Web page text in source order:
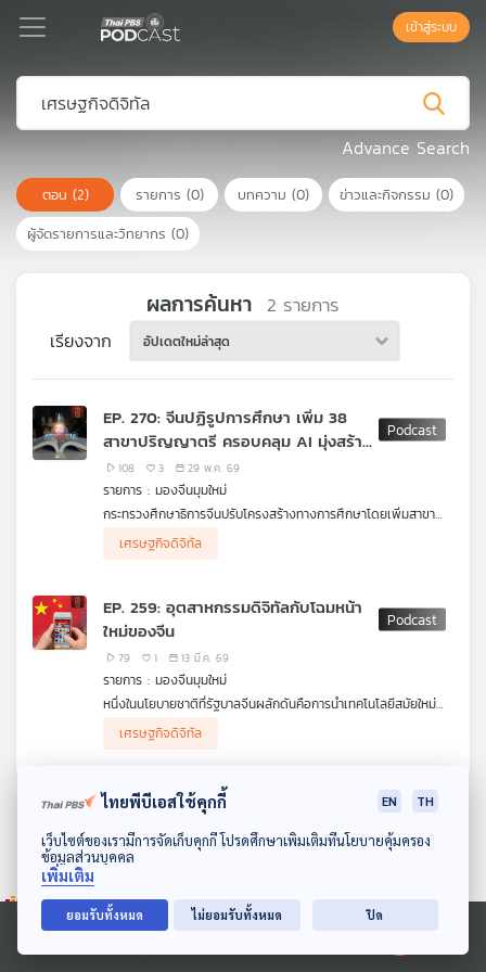
Podcast
เพล
ย์
ลิ
เพล
สต์
บทความ
เกี่ยว
ดาวน์โหลด Thai PBS Podcast Application
Ⓒ 2020 องค์การกระจายเสียงและแพร่ภาพสาธารณะแห่งประเทศไทย
เข้าสู่ระบบ
Advance Search
ตอน (2) รายการ (0) บทความ (0) ข่าวและกิจกรรม (0)
ผู้จัดรายการและวิทยากร (0)
ผลการค้นหา 2 รายการ
เรียงจาก อัปเดตใหม่ล่าสุด
EP. 270: จีนปฏิรูปการศึกษา เพิ่ม 38
สาขาปริญญาตรี ครอบคลุม AI มุ่งสร้าง
คนตอบโจทย์ยุทธศาสตร์ชาติ
108 3 29 พ.ค. 69
รายการ : มองจีนมุมใหม่
กระทรวงศึกษาธิการจีนปรับโครงสร้างทางการศึกษาโดยเพิ่มสาขา
วิชาใหม่ 38 สาขาในหลักสูตรระดับปริญญาตรีปีนี้ (2026) มีเป้า
หมายการพัฒนาศักยภาพของคนรุ่นใหม่ให้สอดคล้องกับยุทธศาสตร์
และอุตสาหกรรมใหม่
.
โสภิต หวังวิวัฒนา ชวน ดร.ชาดา เตรียมวิทยา มาวิเคราะห์ว่า หมุด
หมายสำคัญเชิงยุทธศาสตร์ของการปรับโครงสร้างการเรียนรู้ที่
รัฐบาลจีนตั้งเป้าไว้เพื่อเปลี่ยนผ่านประเทศจาก "โรงงานผู้ผลิตขนาด
ใหญ่" ไปสู่ "มหาอำนาจด้านเทคโนโลยีและนวัตกรรม" โดยเน้นการ
พึ่งพาตนเองและพัฒนาคุณภาพชีวิตประชากรนั้นจะมีโอกาสเป็นไปได้
เศรษฐกิจดิจิทัล
EP. 259: อุตสาหกรรมดิจิทัลกับโฉมหน้า
ใหม่ของจีน
79 1 13 มี.ค. 69
รายการ : มองจีนมุมใหม่
หนึ่งในนโยบายชาติที่รัฐบาลจีนผลักดันคือการนำเทคโนโลยีสมัยใหม่
และระบบดิจิทัลเข้ามาใช้อย่างเต็มรูปแบบในทุก ๆ อุตสาหกรรมรวมถึง
การใช้ชีวิตประจำวัน การนำ AI มาใช้ ทั้งการค้าออนไลน์ เศรษฐกิจ
อินเทอร์เน็ตพื้นฐาน การแพทย์ออนไลน์ ครอบคลุมจนถึงความ
บันเทิงเช่นละครแนวตั้ง หรือซีรีส์ออนไลน์
โสภิต หวังวิวัฒนา ชวน ผศ.ดร.ชาดา เตรียมวิทยา จากคณะศิลปะ
ศาสตร์ สถาบันเทคโนโลยีพระจอมเกล้า เจ้าคุณทหารลาดกระบังมา
พัฒนาเทคโนโลยีและนวัตกรรมใหม่ ๆ รวมทั้งแพลตฟอร์มออนไลน์
ภายใต้การกำกับดูแลอย่างเข้มงวดจากหน่วยงานรัฐได้มากน้อยขนาด
แบบจีนเข้ากับนวัตกรรมล้ำสมัยได้ด้วยวิธีใด
เศรษฐกิจดิจิทัล
ไทยพีบีเอสใช้คุกกี้ EN TH
เว็บไซต์ของเรามีการจัดเก็บคุกกี้ โปรดศึกษาเพิ่มเติมที่นโยบายคุ้มครอง
ข้อมูลส่วนบุคคล
เพิ่มเติม
ยอมรับทั้งหมด ไม่ยอมรับทั้งหมด ปิด